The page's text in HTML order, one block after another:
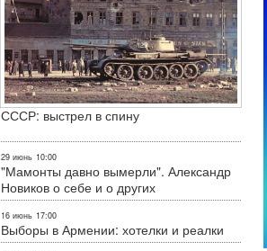
СССР: выстрел в спину
29 июнь 10:00
"Мамонты давно вымерли". Александр
Новиков о себе и о других
16 июнь 17:00
Выборы в Армении: хотелки и реалки